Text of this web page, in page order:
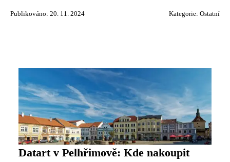
Publikováno: 20. 11. 2024 Kategorie: Ostatní
Datart v Pelhřimově: Kde nakoupit